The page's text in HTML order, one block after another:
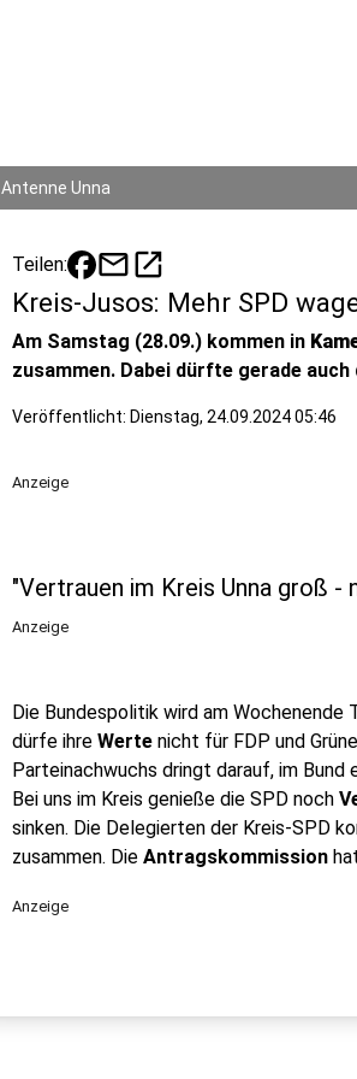
Antenne Unna
Teilen: mailopen_in_new
Kreis-Jusos: Mehr SPD
Am Samstag (28.09.) kommen in
zusammen. Dabei dürfte gerade auch
Veröffentlicht: Dienstag, 24.09.2024 05:46
Anzeige
"Vertrauen im Kreis Unna groß -
Anzeige
Die Bundespolitik wird am Wochenende
dürfe ihre Werte nicht für FDP und
Parteinachwuchs dringt darauf, im Bund
Bei uns im Kreis genieße die SPD noch
sinken. Die Delegierten der Kreis-SPD
zusammen. Die Antragskommission
Anzeige